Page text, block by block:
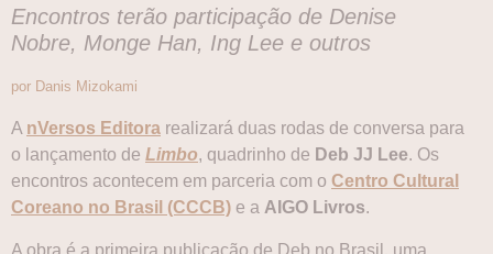
Encontros terão participação de Denise
Nobre, Monge Han, Ing Lee e outros
por Danis Mizokami
A nVersos Editora realizará duas rodas de conversa para
o lançamento de Limbo, quadrinho de Deb JJ Lee. Os
encontros acontecem em parceria com o Centro Cultural
Coreano no Brasil (CCCB) e a AIGO Livros.
A obra é a primeira publicação de Deb no Brasil, uma